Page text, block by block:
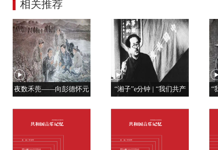
相关推荐
夜数禾蔸——向彭德怀元
“湘子”e分钟 | “我们共产
“